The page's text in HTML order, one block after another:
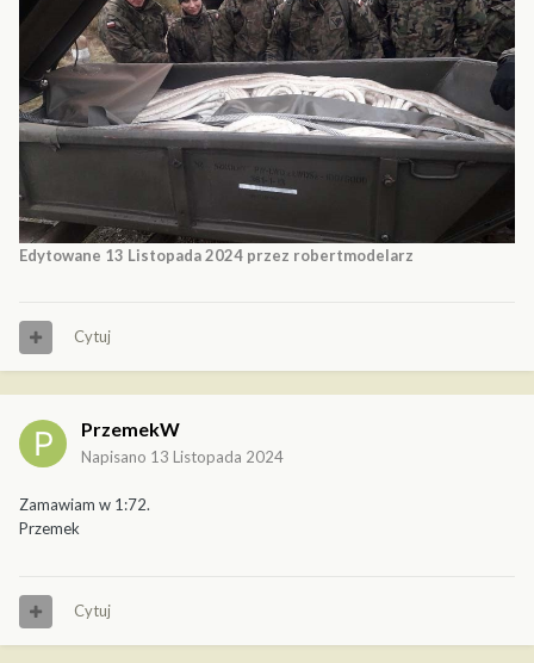
Edytowane 13 Listopada 2024 przez robertmodelarz
Cytuj
PrzemekW
Napisano 13 Listopada 2024
Zamawiam w 1:72.
Przemek
Cytuj